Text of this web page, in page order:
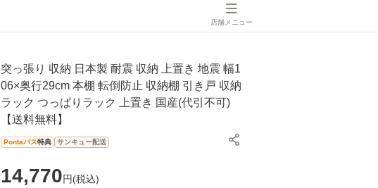
店舗メニュー
突っ張り 収納 日本製 耐震 収納 上置き 地震 幅1
06×奥行29cm 本棚 転倒防止 収納棚 引き戸 収納
ラック つっぱりラック 上置き 国産(代引不可)
【送料無料】
Pontaパス特典 サンキュー配送
14,770円(税込)